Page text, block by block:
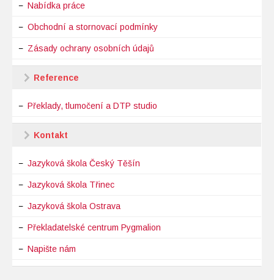
Nabídka práce
Obchodní a stornovací podmínky
Zásady ochrany osobních údajů
Reference
Překlady, tlumočení a DTP studio
Kontakt
Jazyková škola Český Těšín
Jazyková škola Třinec
Jazyková škola Ostrava
Překladatelské centrum Pygmalion
Napište nám